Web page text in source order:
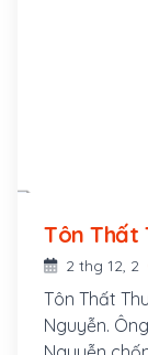
2 thg 12, 2
Tôn Thất
Nguyễn.